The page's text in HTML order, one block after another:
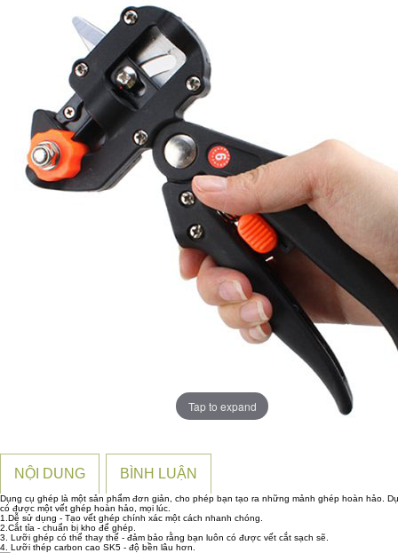
Tap to expand
NỘI DUNG BÌNH LUẬN
Dụng cụ ghép là một sản phẩm đơn giản, cho phép bạn tạo ra những mảnh ghép hoàn hảo.
có được một vết ghép hoàn hảo, mọi lúc.
1.Dễ sử dụng - Tạo vết ghép chính xác một cách nhanh chóng.
2.Cắt tỉa - chuẩn bị kho để ghép.
3. Lưỡi ghép có thể thay thế - đảm bảo rằng bạn luôn có được vết cắt sạch sẽ.
4. Lưỡi thép carbon cao SK5 - độ bền lâu hơn.